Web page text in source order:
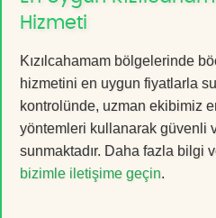
Hizmeti
Kızılcahamam bölgelerinde
hizmetini en uygun fiyatlarla
kontrolünde, uzman ekibimiz
yöntemleri kullanarak güvenli
sunmaktadır. Daha fazla bilgi
bizimle iletişime geçin.